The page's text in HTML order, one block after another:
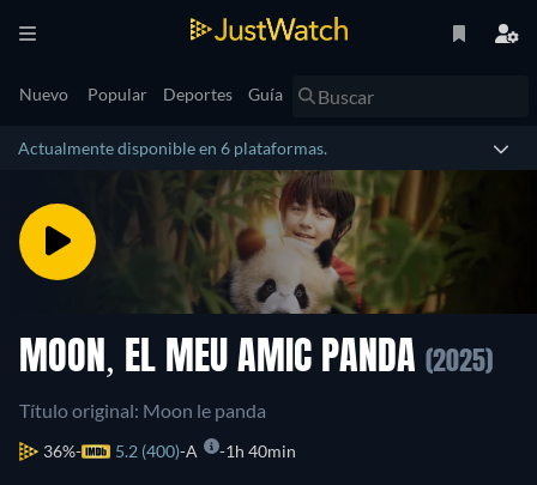
Nuevo Popular Deportes Guía
Actualmente disponible en 6 plataformas.
MOON, EL MEU AMIC PANDA (2025)
Título original: Moon le panda
36% 5.2 (400) A 1h 40min